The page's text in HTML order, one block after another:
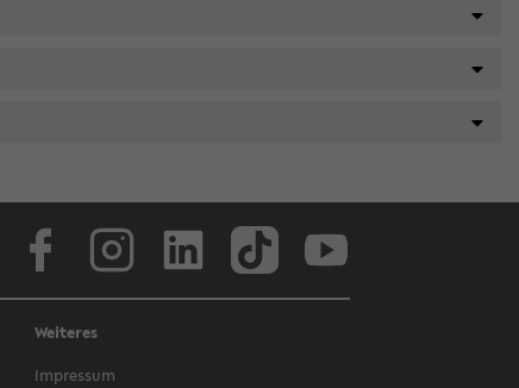
Weiteres
Impressum